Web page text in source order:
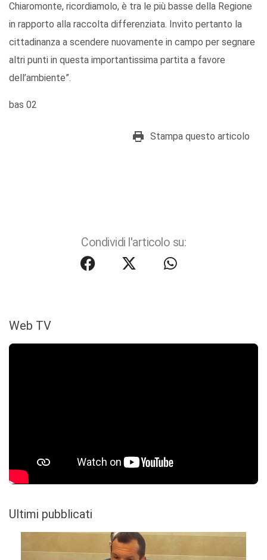
Chiaromonte, ricordiamolo, è tra le più basse della Regione
in rapporto alla raccolta differenziata. Invito pertanto la
cittadinanza a scendere nuovamente in campo per segnare
altri punti in questa importantissima partita a favore
dell’ambiente”.
bas 02
Stampa questo articolo
Condividi l'articolo su:
Web TV
Ultimi pubblicati